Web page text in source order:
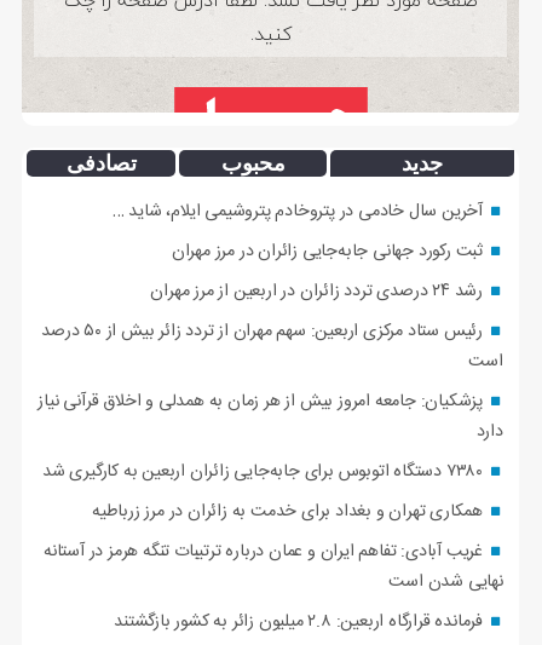
جدید محبوب تصادفی
آخرین سال خادمی در پتروخادم پتروشیمی ایلام، شاید …
ثبت رکورد جهانی جابه‌جایی زائران در مرز مهران
رشد ۲۴ درصدی تردد زائران در اربعین از مرز مهران
رئیس ستاد مرکزی اربعین: سهم مهران از تردد زائر بیش از ۵۰ درصد
است
پزشکیان: جامعه امروز بیش از هر زمان به همدلی و اخلاق قرآنی نیاز
دارد
۷۳۸۰ دستگاه اتوبوس برای جابه‌جایی زائران اربعین به‌ کارگیری شد
همکاری تهران و بغداد برای خدمت به زائران در مرز زرباطیه
غریب آبادی: تفاهم ایران و عمان درباره ترتیبات تنگه هرمز در آستانه
نهایی شدن است
فرمانده قرارگاه اربعین: ۲.۸ میلیون زائر به کشور بازگشتند